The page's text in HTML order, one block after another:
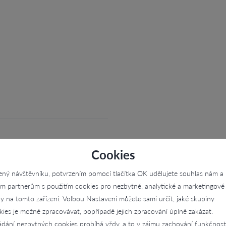
Cookies
návštěvníku, potvrzením pomocí tlačítka OK udělujete souhlas nám a
partnerům s použitím cookies pro nezbytné, analytické a marketingové
na tomto zařízení. Volbou Nastavení můžete sami určit, jaké skupiny
je možné zpracovávat, popřípadě jejich zpracování úplně zakázat.
nezbytných cookies probíhá vždy, a to v zájmu zachování